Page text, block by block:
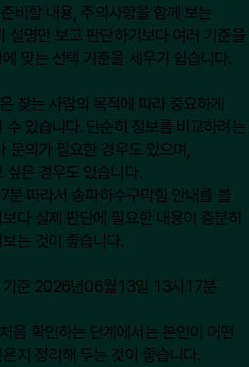
비할 내용, 주의사항을 함께 보는
설명만 보고 판단하기보다 여러 기준을
맞는 선택 기준을 세우기 쉽습니다.
찾는 사람의 목적에 따라 중요하게
있습니다. 단순히 정보를 비교하려는
문의가 필요한 경우도 있으며,
싶은 경우도 있습니다.
따라서 송파하수구막힘 안내를 볼
다 실제 판단에 필요한 내용이 충분히
는 것이 좋습니다.
기준 2026년06월13일 13시17분
음 확인하는 단계에서는 본인이 어떤
지 정리해 두는 것이 좋습니다.